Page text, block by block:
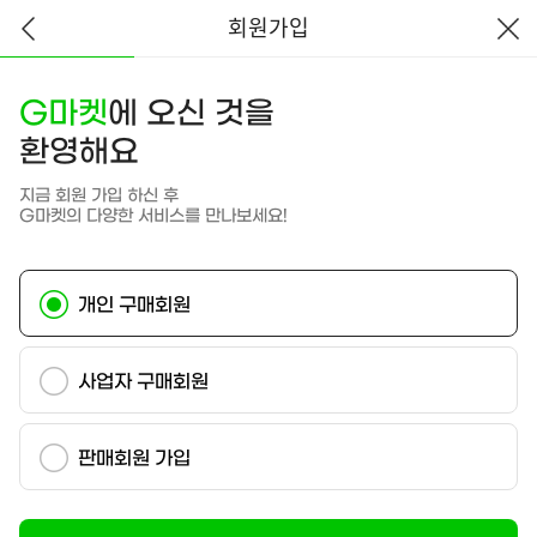
뒤
로
기
회원가입
닫
G마켓에 오신 것을
환영해요
지금 회원 가입 하신 후
G마켓의 다양한 서비스를 만나보세요!
개인 구매회원
사업자 구매회원
판매회원 가입